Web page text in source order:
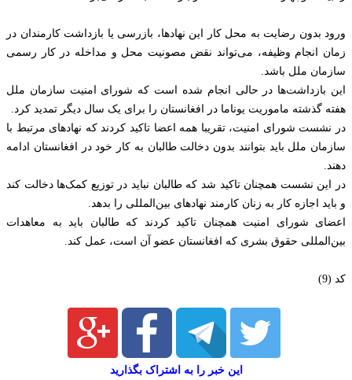
ورود بدون رضایت به محل کار این نهادها، بازرسی یا بازداشت کارمندان در
زمان انجام وظیفه، می‌تواند نقض مصونیت محل و مداخله در کار رسمی
سازمان ملل باشد.
این بازداشت‌ها در حالی انجام شده است که شورای امنیت سازمان ملل
هفته گذشته ماموریت یوناما در افغانستان را برای یک سال دیگر تمدید کرد.
در نشست شورای امنیت، تقریبا همه اعضا تاکید کردند که نهادهای مرتبط با
سازمان ملل باید بتوانند بدون دخالت طالبان به کار خود در افغانستان ادامه
دهند.
در این نشست همچنان تاکید شد که طالبان نباید در توزیع کمک‌ها دخالت کند
و باید اجازه کار به زنان کارمند نهادهای بین‌المللی را بدهد.
اعضای شورای امنیت همچنان تاکید کردند که طالبان باید به معاهدات
بین‌المللی حقوق بشری که افغانستان عضو آن است، عمل کند.
کد (9)
این خبر را به اشتراک بگذارید